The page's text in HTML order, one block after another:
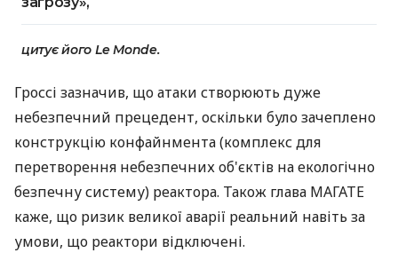
цитує його Le Monde.
Гроссі зазначив, що атаки створюють дуже
небезпечний прецедент, оскільки було зачеплено
конструкцію конфайнмента (комплекс для
перетворення небезпечних об'єктів на екологічно
безпечну систему) реактора. Також глава МАГАТЕ
каже, що ризик великої аварії реальний навіть за
умови, що реактори відключені.